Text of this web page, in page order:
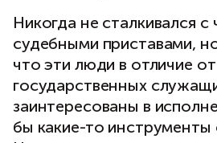
Никогда не сталкивался
судебными приставами,
что эти люди в отличие от
государственных
заинтересованы в
бы какие-то инструменты